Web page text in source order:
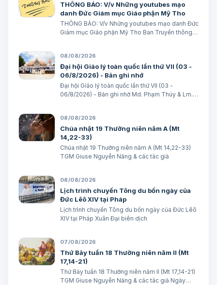
THÔNG BÁO: V/v Những youtubes mạo
danh Đức Giám mục Giáo phận Mỹ Tho
THÔNG BÁO: V/v Những youtubes mạo danh Đức
Giám mục Giáo phận Mỹ Tho Ban Truyền thông
Những youtubes mạo danh Đức Giám mục Giáo
phận Mỹ Tho Những…
08/08/2026
Đại hội Giáo lý toàn quốc lần thứ VII (03 -
06/8/2026) - Bản ghi nhớ
Đại hội Giáo lý toàn quốc lần thứ VII (03 -
06/8/2026) - Bản ghi nhớ Md. Phạm Thúy & Lm.
08/08/2026
Chúa nhật 19 Thường niên năm A (Mt
14,22-33)
Chúa nhật 19 Thường niên năm A (Mt 14,22-33)
TGM Giuse Nguyễn Năng & các tác giả
08/08/2026
Lịch trình chuyến Tông du bốn ngày của
Đức Lêô XIV tại Pháp
Lịch trình chuyến Tông du bốn ngày của Đức Lêô
XIV tại Pháp Xuân Đại biên dịch
07/08/2026
Thứ Bảy tuần 18 Thường niên năm II (Mt
17,14-21)
Thứ Bảy tuần 18 Thường niên năm II (Mt 17,14-21)
TGM Giuse Nguyễn Năng & các tác giả Ngày